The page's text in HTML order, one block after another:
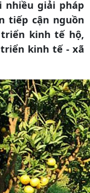
nhiều giải pháp
tiếp cận nguồn
kinh tế hộ,
kinh tế - xã